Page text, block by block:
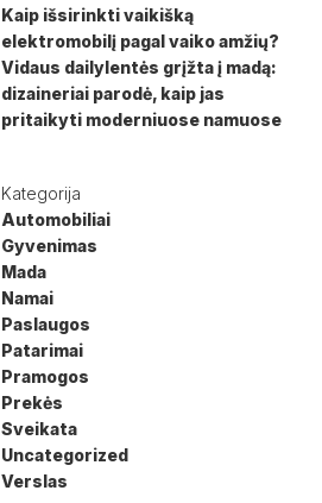
Kaip išsirinkti vaikišką
elektromobilį pagal vaiko amžių?
Vidaus dailylentės grįžta į madą:
dizaineriai parodė, kaip jas
pritaikyti moderniuose namuose
Kategorija
Automobiliai
Gyvenimas
Mada
Namai
Paslaugos
Patarimai
Pramogos
Prekės
Sveikata
Uncategorized
Verslas